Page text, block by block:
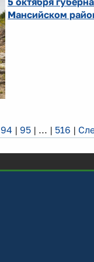
Мансийском
94 | 95 | ... | 516 |